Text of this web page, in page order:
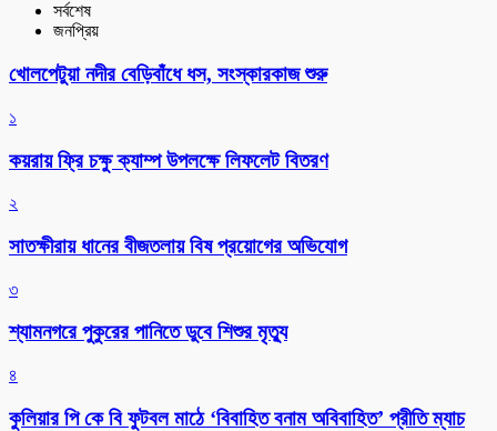
সর্বশেষ
জনপ্রিয়
খোলপেটুয়া নদীর বেড়িবাঁধে ধস, সংস্কারকাজ শুরু
১
কয়রায় ফ্রি চক্ষু ক্যাম্প উপলক্ষে লিফলেট বিতরণ
২
সাতক্ষীরায় ধানের বীজতলায় বিষ প্রয়োগের অভিযোগ
৩
শ্যামনগরে পুকুরের পানিতে ডুবে শিশুর মৃত্যু
৪
কুলিয়ার পি কে বি ফুটবল মাঠে ‘বিবাহিত বনাম অবিবাহিত’ প্রীতি ম্যাচ